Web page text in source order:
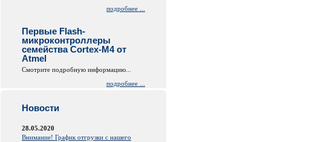
подробнее ...
Первые Flash-
микроконтроллеры
семейства Cortex-M4 от
Atmel
Смотрите подробную информацию...
подробнее ...
Новости
28.05.2020
Внимание! График отгрузки с нашего